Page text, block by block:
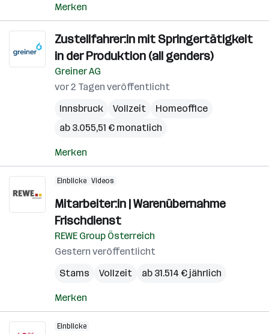
Merken
Zustellfahrer:in mit Springertätigkeit
in der Produktion (all genders)
Greiner AG
vor 2 Tagen veröffentlicht
Innsbruck
Vollzeit
Homeoffice
ab 3.055,51 € monatlich
Merken
Einblicke Videos
Mitarbeiter:in | Warenübernahme
Frischdienst
REWE Group Österreich
Gestern veröffentlicht
Stams
Vollzeit ab 31.514 € jährlich
Merken
Einblicke